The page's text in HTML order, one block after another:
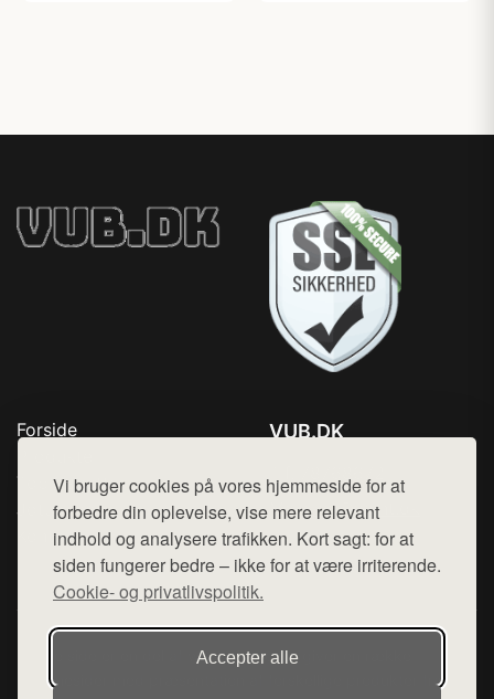
Vi bruger cookies på vores hjemmeside for at
forbedre din oplevelse, vise mere relevant
indhold og analysere trafikken. Kort sagt: for at
siden fungerer bedre – ikke for at være irriterende.
Cookie- og privatlivspolitik.
Accepter alle
Forside
Top Rabatter
Jotun maling
Kontakt
VUB.DK
Mail: hej@want.dk
Cookie- og privatlivspolitik
Denne side er en del af want.dk, der udgiver en række
hjemmesider med præsentation af forskellige produkter fra